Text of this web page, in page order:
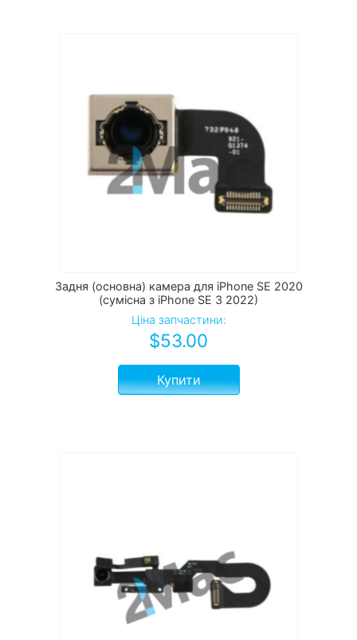
Задня (основна) камера для iPhone SE 2020
(сумісна з iPhone SE 3 2022)
Ціна запчастини:
$53.00
Купити